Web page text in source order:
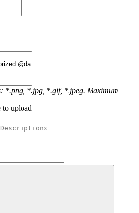
*.png, *.jpg, *.gif, *.jpeg. Maximum
to upload